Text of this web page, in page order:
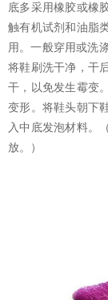
底多采用橡胶或橡
触有机试剂和油脂
用。一般穿用或洗
将鞋刷洗干净，干
干，以免发生霉变
变形。将鞋头朝下
入中底发泡材料。
放。）